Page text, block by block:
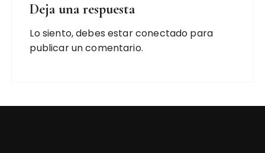
Deja una respuesta
Lo siento, debes estarconectado para
publicar un comentario.